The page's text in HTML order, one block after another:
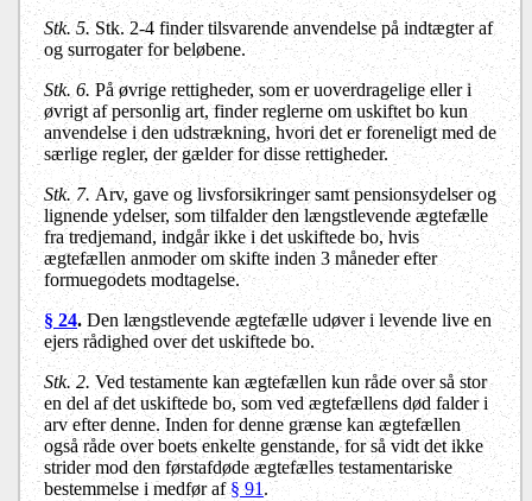
Stk. 5. Stk. 2-4 finder tilsvarende anvendelse på indtægter af
og surrogater for beløbene.
Stk. 6. På øvrige rettigheder, som er uoverdragelige eller i
øvrigt af personlig art, finder reglerne om uskiftet bo kun
anvendelse i den udstrækning, hvori det er foreneligt med de
særlige regler, der gælder for disse rettigheder.
Stk. 7. Arv, gave og livsforsikringer samt pensionsydelser og
lignende ydelser, som tilfalder den længstlevende ægtefælle
fra tredjemand, indgår ikke i det uskiftede bo, hvis
ægtefællen anmoder om skifte inden 3 måneder efter
formuegodets modtagelse.
§ 24.Den længstlevende ægtefælle udøver i levende live en
ejers rådighed over det uskiftede bo.
Stk. 2. Ved testamente kan ægtefællen kun råde over så stor
en del af det uskiftede bo, som ved ægtefællens død falder i
arv efter denne. Inden for denne grænse kan ægtefællen
også råde over boets enkelte genstande, for så vidt det ikke
strider mod den førstafdøde ægtefælles testamentariske
bestemmelse i medfør af§ 91 .